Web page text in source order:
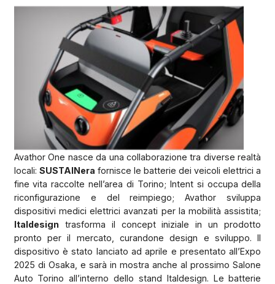
Avathor One nasce da una collaborazione tra diverse realtà
locali: SUSTAINera fornisce le batterie dei veicoli elettrici a
fine vita raccolte nell’area di Torino; Intent si occupa della
riconfigurazione e del reimpiego; Avathor sviluppa
dispositivi medici elettrici avanzati per la mobilità assistita;
Italdesigntrasforma il concept iniziale in un prodotto
pronto per il mercato, curandone design e sviluppo. Il
dispositivo è stato lanciato ad aprile e presentato all’Expo
2025 di Osaka, e sarà in mostra anche al prossimo Salone
Auto Torino all’interno dello stand Italdesign. Le batterie